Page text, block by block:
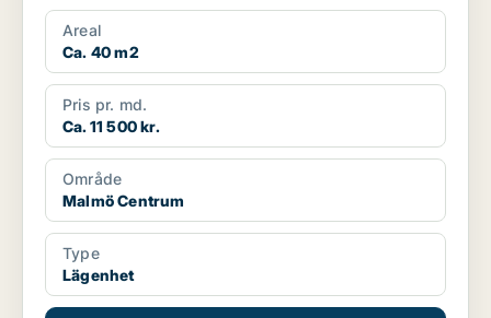
Areal
Ca. 40 m2
Pris pr. md.
Ca. 11 500 kr.
Område
Malmö Centrum
Type
Lägenhet